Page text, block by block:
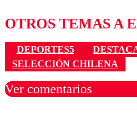
OTROS TEMAS A
DEPORTES5
SELECCIÓN CHILENA
Ver comentarios